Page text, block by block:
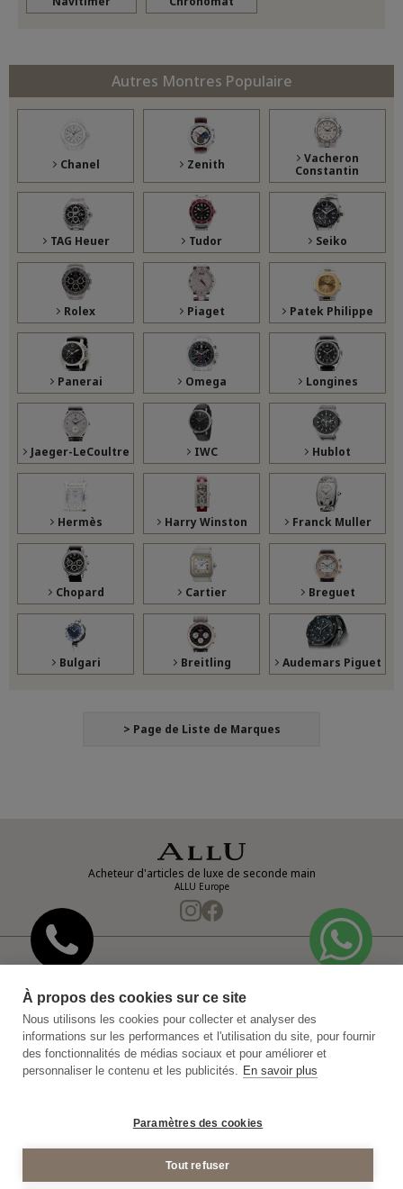
Autres Montres Populaire
Chanel Zenith
Vacheron
Constantin
TAG Heuer Tudor Seiko
Rolex Piaget Patek Philippe
Panerai Omega Longines
Jaeger-LeCoultre IWC Hublot
Hermès Harry Winston Franck Muller
Chopard Cartier Breguet
Bulgari Breitling Audemars Piguet
> Page de Liste de Marques
Acheteur d'articles de luxe de seconde main
ALLU Europe
Politique de confidentialité de la vidéosurveillance
Plan du Site
Conditions générales d'achat
© 2011-2026 ALLU Europe
À propos des cookies sur ce site
Nous utilisons les cookies pour collecter et analyser des
informations sur les performances et l'utilisation du site, pour fournir
des fonctionnalités de médias sociaux et pour améliorer et
personnaliser le contenu et les publicités. En savoir plus
Paramètres des cookies
Tout refuser